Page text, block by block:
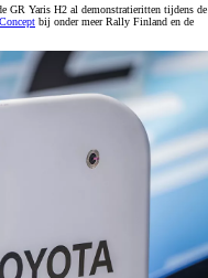
GR Yaris H2 al demonstratieritten tijdens de
bij onder meer Rally Finland en de